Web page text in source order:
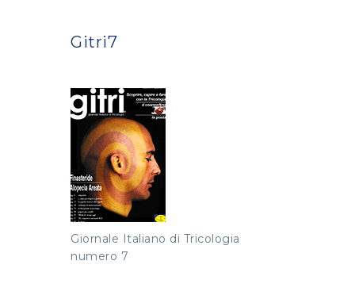
Gitri7
Giornale Italiano di Tricologia
numero 7